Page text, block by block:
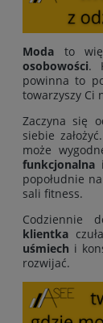
Moda to
osobowości.
powinna to
towarzyszy Ci
Zaczyna się
siebie
może
funkcjonalna i
popołudnie
sali fitness.
Codziennie
klientka
uśmiech i
rozwijać.